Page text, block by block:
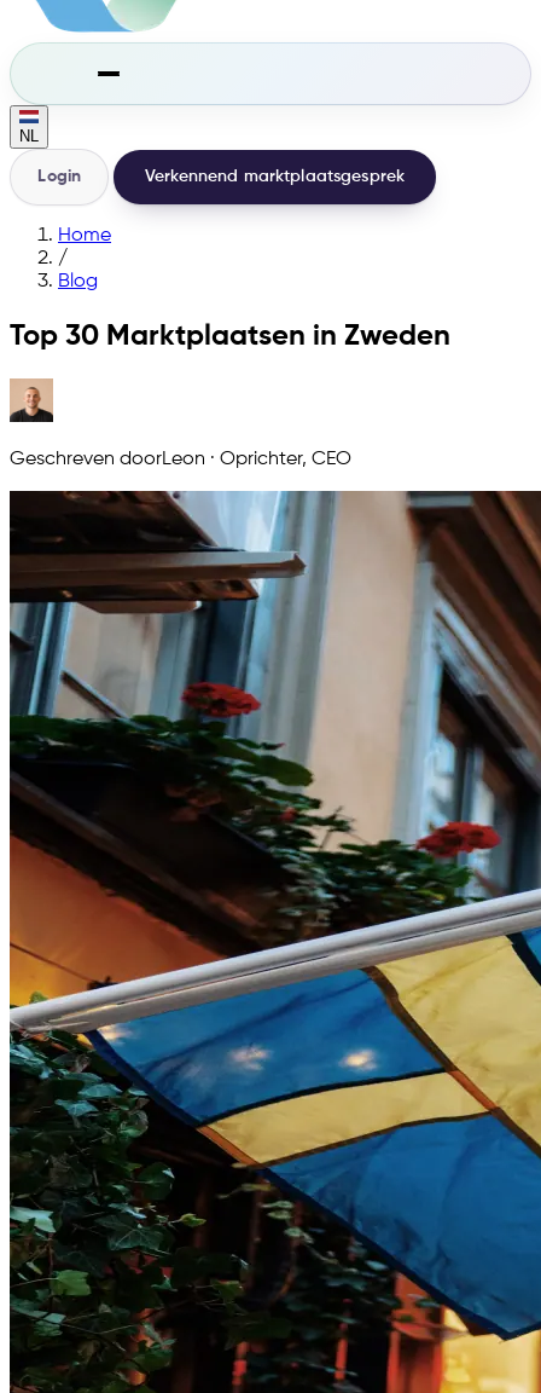
NL
Login Verkennend marktplaatsgesprek
Home
/
Blog
Top 30 Marktplaatsen in Zweden
Geschreven doorLeon · Oprichter, CEO